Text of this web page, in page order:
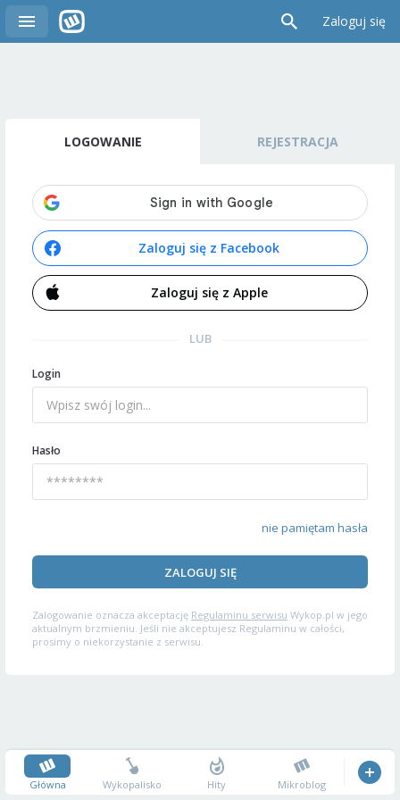
Zaloguj się
LOGOWANIE REJESTRACJA
Zaloguj się z Facebook
Zaloguj się z Apple
LUB
Login
Hasło
nie pamiętam hasła
ZALOGUJ SIĘ
Zalogowanie oznacza akceptację Regulaminu serwisu Wykop.pl w jego
aktualnym brzmieniu. Jeśli nie akceptujesz Regulaminu w całości,
prosimy o niekorzystanie z serwisu.
Główna Wykopalisko Hity Mikroblog